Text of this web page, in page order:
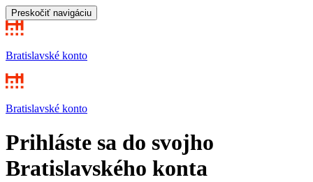
Preskočiť navigáciu
Bratislavské konto
Bratislavské konto
Prihláste sa do svojho
Bratislavského konta